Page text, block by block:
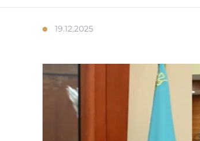
19.12.2025